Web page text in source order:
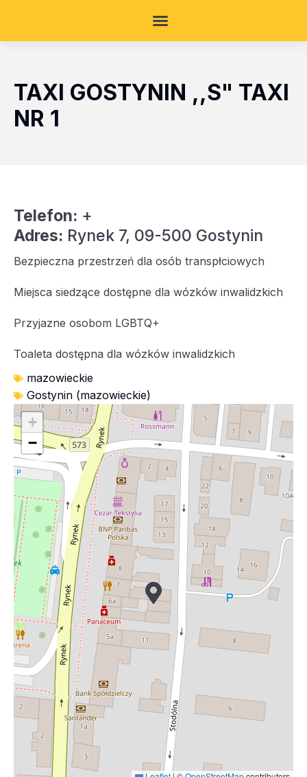
TAXI GOSTYNIN ,,S" TAXI
NR 1
Telefon: +
Adres: Rynek 7, 09-500 Gostynin
Bezpieczna przestrzeń dla osób transpłciowych
Miejsca siedzące dostępne dla wózków inwalidzkich
Przyjazne osobom LGBTQ+
Toaleta dostępna dla wózków inwalidzkich
mazowieckie
Gostynin (mazowieckie)
+
−